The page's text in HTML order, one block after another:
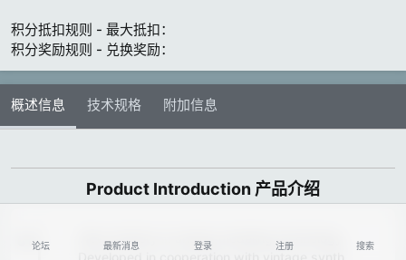
积分抵扣规则 - 最大抵扣：
积分奖励规则 - 兑换奖励：
概述信息 技术规格 附加信息
Product Introduction 产品介绍​
New territory in analog modeling technology
论坛 最新消息 登录 注册 搜索